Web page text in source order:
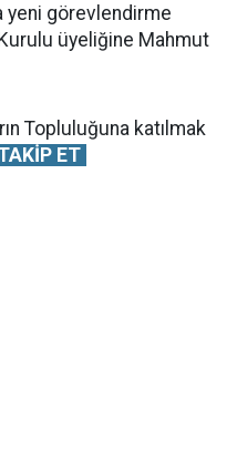
yeni görevlendirme
üyeliğine Mahmut
Topluluğuna katılmak
ET